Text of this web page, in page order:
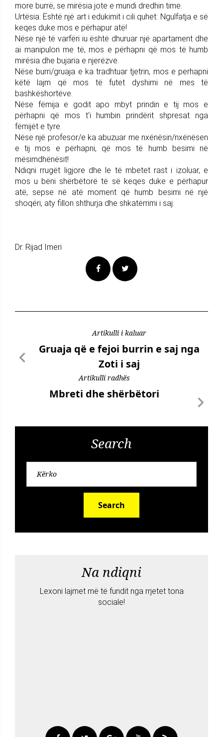
more burrë, se mirësia jote e mundi dredhin time.
Urtësia: Është një art i edukimit i cili quhet: Ngulfatja e së
keqes duke mos e përhapur atë!
Nëse një të varfëri iu është dhuruar një apartament dhe
ai manipulon me të, mos e përhapni që mos të humb
mirësia dhe bujaria e njerëzve.
Nëse burri/gruaja e ka tradhtuar tjetrin, mos e perhapni
këtë lajm që mos të futet dyshimi në mes të
bashkëshortëve.
Nëse fëmija e godit apo mbyt prindin e tij mos e
përhapni që mos t'i humbin prindërit shpresat nga
fëmijët e tyre.
Nëse një profesor/e ka abuzuar me nxënësin/nxënësen
e tij mos e përhapni, që mos të humb besimi në
mësimdhënësit!
Ndiqni rrugët ligjore dhe le të mbetet rast i izoluar, e
mos u bëni shërbëtorë të së keqes duke e përhapur
atë, sepse në atë moment që humb besimi në një
shoqëri, aty fillon shthurja dhe shkatërrimi i saj.
Dr. Rijad Imeri
Artikulli i kaluar
Gruaja që e fejoi burrin e saj nga
Zoti i saj
Artikulli radhës
Mbreti dhe shërbëtori
Search
Search
Na ndiqni
Lexoni lajmet më të fundit nga rrjetet tona
sociale!